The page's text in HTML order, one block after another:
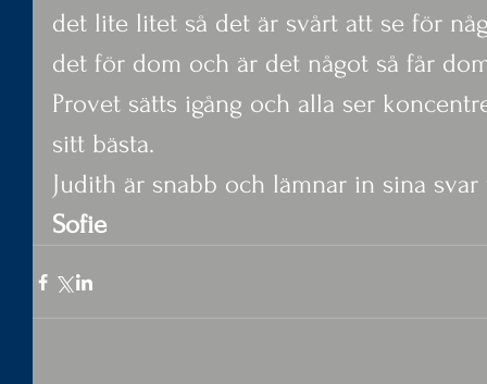
det lite litet så det är svårt att se för
det för dom och är det något så får
Provet sätts igång och alla ser
sitt bästa.
Judith är snabb och lämnar in sina
Sofie